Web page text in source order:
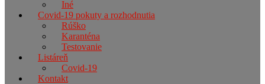
Iné
Covid-19 pokuty a rozhodnutia
Rúško
Karanténa
Testovanie
Listáreň
Covid-19
Kontakt